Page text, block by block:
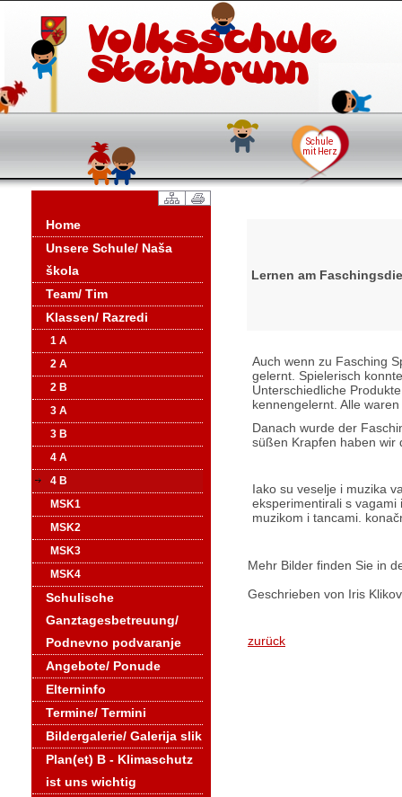
Home
Unsere Schule/ Naša
škola
Team/ Tim
Klassen/ Razredi
1 A
2 A
2 B
3 A
3 B
4 A
4 B
MSK1
MSK2
MSK3
MSK4
Schulische
Ganztagesbetreuung/
Podnevno podvaranje
Angebote/ Ponude
Elterninfo
Termine/ Termini
Bildergalerie/ Galerija slik
Plan(et) B - Klimaschutz
ist uns wichtig
Lernen am
Auch wenn zu Fasching
gelernt. Spielerisch
Unterschiedliche
kennengelernt. Alle
Danach wurde der
süßen Krapfen haben wir
Iako su veselje i muzika
eksperimentirali s vagami
muzikom i tancami.
Mehr Bilder finden Sie in
Geschrieben von Iris
zurück